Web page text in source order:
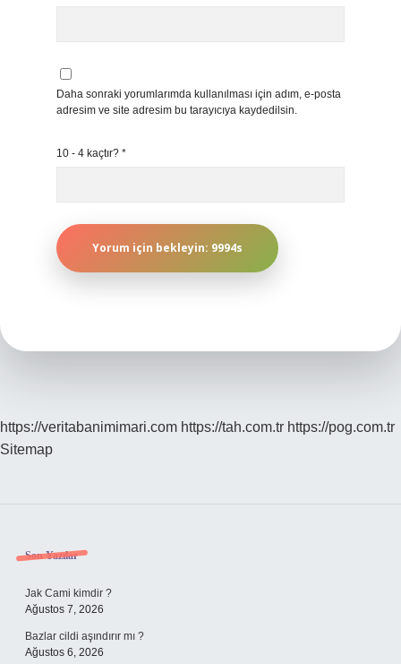
Daha sonraki yorumlarımda kullanılması için adım, e-posta
adresim ve site adresim bu tarayıcıya kaydedilsin.
10 - 4 kaçtır? *
https://veritabanimimari.com https://tah.com.tr https://pog.com.tr
Sitemap
Sidebar
Son Yazılar
Jak Cami kimdir ?
Ağustos 7, 2026
Bazlar cildi aşındırır mı ?
Ağustos 6, 2026